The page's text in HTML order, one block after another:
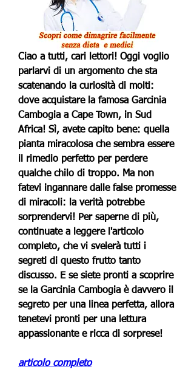
Ciao a tutti, cari lettori! Oggi voglio
parlarvi di un argomento che sta
scatenando la curiosità di molti:
dove acquistare la famosa Garcinia
Cambogia a Cape Town, in Sud
Africa! Sì, avete capito bene: quella
pianta miracolosa che sembra essere
il rimedio perfetto per perdere
qualche chilo di troppo. Ma non
fatevi ingannare dalle false promesse
di miracoli: la verità potrebbe
sorprendervi! Per saperne di più,
continuate a leggere l'articolo
completo, che vi svelerà tutti i
segreti di questo frutto tanto
discusso. E se siete pronti a scoprire
se la Garcinia Cambogia è davvero il
segreto per una linea perfetta, allora
tenetevi pronti per una lettura
appassionante e ricca di sorprese!
articolo completo